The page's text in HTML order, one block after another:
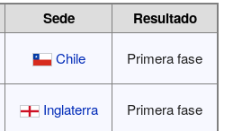
Sede Resultado
Chile Primera fase
Inglaterra Primera fase